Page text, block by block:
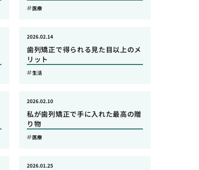
医療
歯列矯正で得られる見た目以上のメ
リット
2026.02.14
生活
私が歯列矯正で手に入れた最高の贈
り物
2026.02.10
医療
2026.01.25